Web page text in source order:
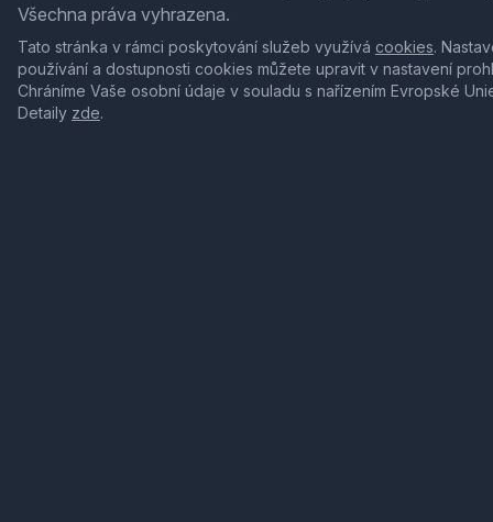
Všechna práva vyhrazena.
Tato stránka v rámci poskytování služeb využívá cookies.
používání a dostupnosti cookies můžete upravit v nastavení
Chráníme Vaše osobní údaje v souladu s nařízením Evropské
Detaily zde.